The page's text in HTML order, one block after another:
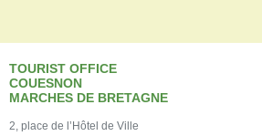
TOURIST OFFICE
COUESNON
MARCHES DE BRETAGNE
2, place de l’Hôtel de Ville